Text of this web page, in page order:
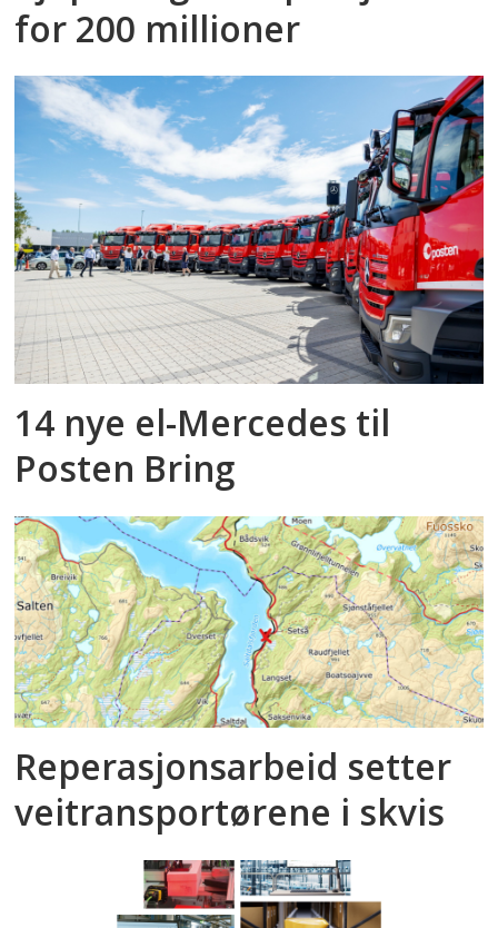
for 200 millioner
14 nye el-Mercedes til
Posten Bring
Reperasjonsarbeid setter
veitransportørene i skvis